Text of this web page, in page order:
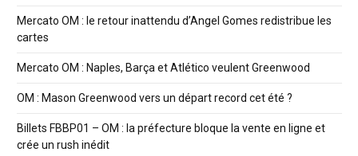
Mercato OM : le retour inattendu d’Angel Gomes redistribue les
cartes
Mercato OM : Naples, Barça et Atlético veulent Greenwood
OM : Mason Greenwood vers un départ record cet été ?
Billets FBBP01 – OM : la préfecture bloque la vente en ligne et
crée un rush inédit